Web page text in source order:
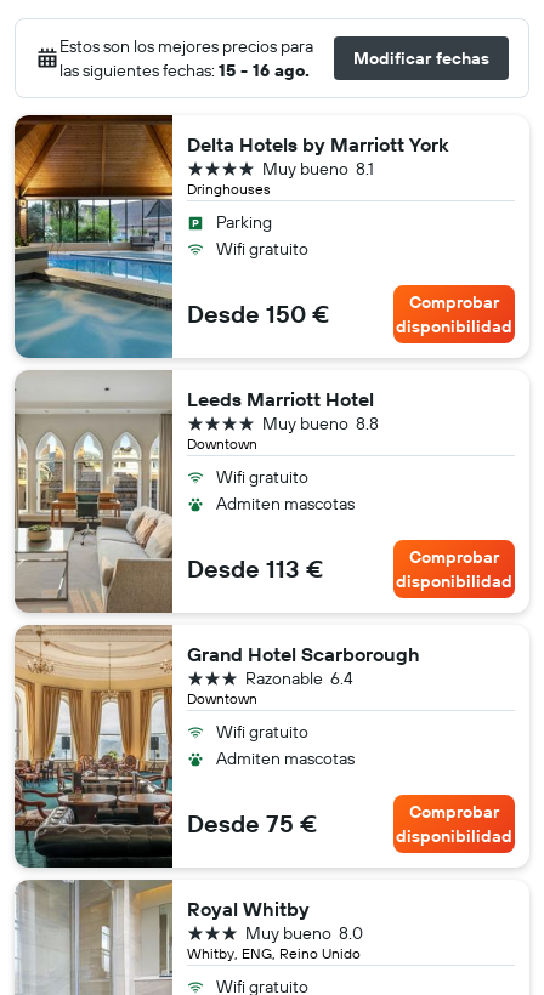
Estos son los mejores precios para
las siguientes fechas: 15 - 16 ago.
Modificar fechas
Delta Hotels by Marriott York
Dringhouses
8.1
Muy bueno
4 estrellas
Parking
Wifi gratuito
Desde 150 €
Comprobar
disponibilidad
Leeds Marriott Hotel
Downtown
8.8
Muy bueno
4 estrellas
Wifi gratuito
Admiten mascotas
Desde 113 €
Comprobar
disponibilidad
Grand Hotel Scarborough
Downtown
6.4
Razonable
3 estrellas
Wifi gratuito
Admiten mascotas
Desde 75 €
Comprobar
disponibilidad
Royal Whitby
Whitby, ENG, Reino Unido
8.0
Muy bueno
3 estrellas
Wifi gratuito